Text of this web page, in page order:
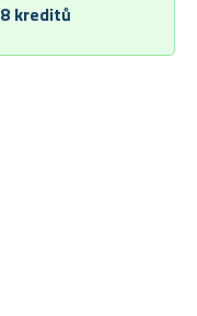
8 kreditů